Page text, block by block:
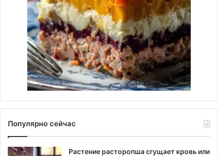
Популярно сейчас
Растение расторопша сгущает кровь или